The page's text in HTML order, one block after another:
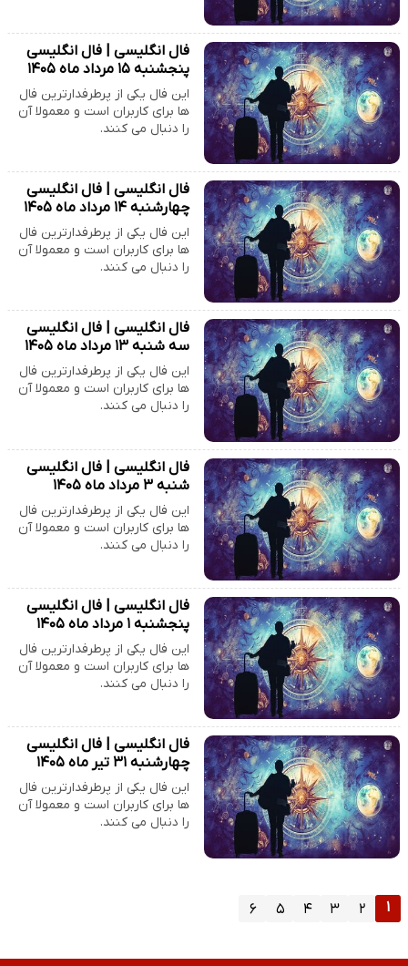
فال انگلیسی | فال انگلیسی
پنجشنبه ۱۵ مرداد ماه ۱۴۰۵
این فال یکی از پرطرفدارترین فال
ها برای کاربران است و معمولا آن
را دنبال می کنند.
فال انگلیسی | فال انگلیسی
چهارشنبه ۱۴ مرداد ماه ۱۴۰۵
این فال یکی از پرطرفدارترین فال
ها برای کاربران است و معمولا آن
را دنبال می کنند.
فال انگلیسی | فال انگلیسی
سه شنبه ۱۳ مرداد ماه ۱۴۰۵
این فال یکی از پرطرفدارترین فال
ها برای کاربران است و معمولا آن
را دنبال می کنند.
فال انگلیسی | فال انگلیسی
شنبه ۳ مرداد ماه ۱۴۰۵
این فال یکی از پرطرفدارترین فال
ها برای کاربران است و معمولا آن
را دنبال می کنند.
فال انگلیسی | فال انگلیسی
پنجشنبه ۱ مرداد ماه ۱۴۰۵
این فال یکی از پرطرفدارترین فال
ها برای کاربران است و معمولا آن
را دنبال می کنند.
فال انگلیسی | فال انگلیسی
چهارشنبه ۳۱ تیر ماه ۱۴۰۵
این فال یکی از پرطرفدارترین فال
ها برای کاربران است و معمولا آن
را دنبال می کنند.
۱ ۲ ۳ ۴ ۵ ۶